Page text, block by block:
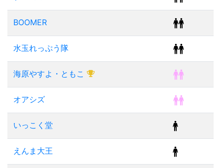
BOOMER
水玉れっぷう隊
海原やすよ・ともこ
オアシズ
いっこく堂
えんま大王